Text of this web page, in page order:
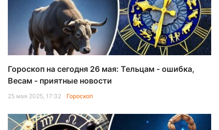
Гороскоп на сегодня 26 мая: Тельцам - ошибка,
Весам - приятные новости
25 мая 2025, 17:32 Гороскоп